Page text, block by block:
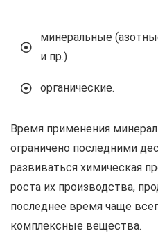
минеральные
и пр.)
органические.
Время применения
ограничено последними
развиваться химическая
роста их производства,
последнее время чаще
комплексные вещества.